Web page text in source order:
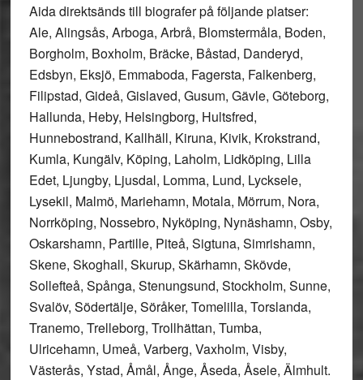
Aida direktsänds till biografer på följande platser:
Ale, Alingsås, Arboga, Arbrå, Blomstermåla, Boden,
Borgholm, Boxholm, Bräcke, Båstad, Danderyd,
Edsbyn, Eksjö, Emmaboda, Fagersta, Falkenberg,
Filipstad, Gideå, Gislaved, Gusum, Gävle, Göteborg,
Hallunda, Heby, Helsingborg, Hultsfred,
Hunnebostrand, Kallhäll, Kiruna, Kivik, Krokstrand,
Kumla, Kungälv, Köping, Laholm, Lidköping, Lilla
Edet, Ljungby, Ljusdal, Lomma, Lund, Lycksele,
Lysekil, Malmö, Mariehamn, Motala, Mörrum, Nora,
Norrköping, Nossebro, Nyköping, Nynäshamn, Osby,
Oskarshamn, Partille, Piteå, Sigtuna, Simrishamn,
Skene, Skoghall, Skurup, Skärhamn, Skövde,
Sollefteå, Spånga, Stenungsund, Stockholm, Sunne,
Svalöv, Södertälje, Söråker, Tomelilla, Torslanda,
Tranemo, Trelleborg, Trollhättan, Tumba,
Ulricehamn, Umeå, Varberg, Vaxholm, Visby,
Västerås, Ystad, Åmål, Ånge, Åseda, Åsele, Älmhult.